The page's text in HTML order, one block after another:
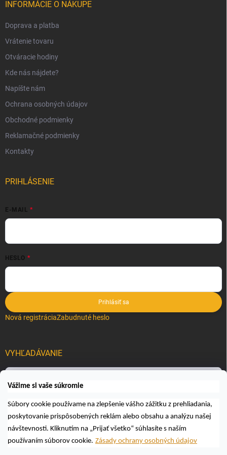
Vážime si vaše súkromie
Súbory cookie používame na zlepšenie vášho zážitku z prehliadania,
poskytovanie prispôsobených reklám alebo obsahu a analýzu našej
návštevnosti. Kliknutím na „Prijať všetko“ súhlasíte s naším
používaním súborov cookie. Zásady ochrany osobných údajov
INFORMÁCIE O NÁKUPE
Doprava a platba
Vrátenie tovaru
Otváracie hodiny
Kde nás nájdete?
Napíšte nám
Ochrana osobných údajov
Obchodné podmienky
Reklamačné podmienky
Kontakty
PRIHLÁSENIE
E-MAIL
HESLO
Prihlásiť sa
Nová registráciaZabudnuté heslo
VYHĽADÁVANIE